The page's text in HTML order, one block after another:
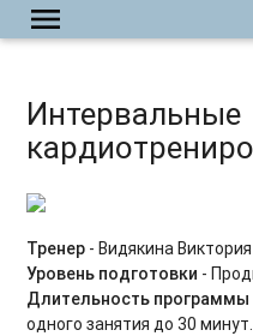
menu
Силовые тренировки.
Тренировки на мышцы кора
Вечерний релакс
Утренний комплекс
Body Balance для
Power Yoga для
Интервальные
Тренер - Видякина Виктория
Уровень подготовки -
Длительность программы
одного занятия до 30 минут.